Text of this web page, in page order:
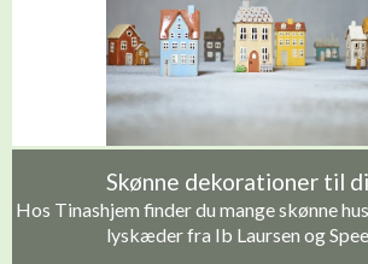
Skønne dekorationer til
Hos Tinashjem finder du mange skønne
lyskæder fra Ib Laursen og